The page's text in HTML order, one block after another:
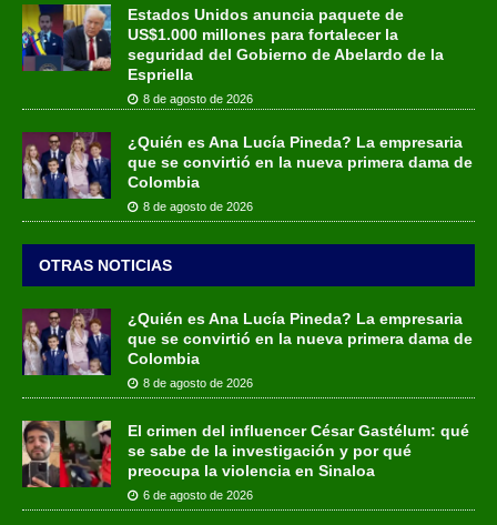
Estados Unidos anuncia paquete de
US$1.000 millones para fortalecer la
seguridad del Gobierno de Abelardo de la
Espriella
8 de agosto de 2026
¿Quién es Ana Lucía Pineda? La empresaria
que se convirtió en la nueva primera dama de
Colombia
8 de agosto de 2026
OTRAS NOTICIAS
¿Quién es Ana Lucía Pineda? La empresaria
que se convirtió en la nueva primera dama de
Colombia
8 de agosto de 2026
El crimen del influencer César Gastélum: qué
se sabe de la investigación y por qué
preocupa la violencia en Sinaloa
6 de agosto de 2026